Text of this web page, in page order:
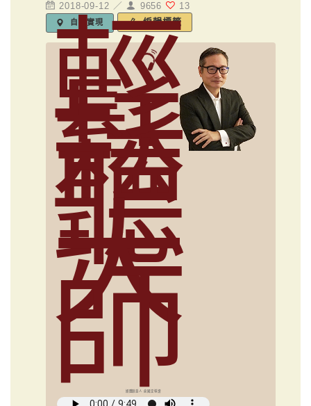
2018-09-12 ／ 9656 13
自我實現 編輯標籤
輕
鬆
聽
大
師
媒體創意人 俞國定導讀